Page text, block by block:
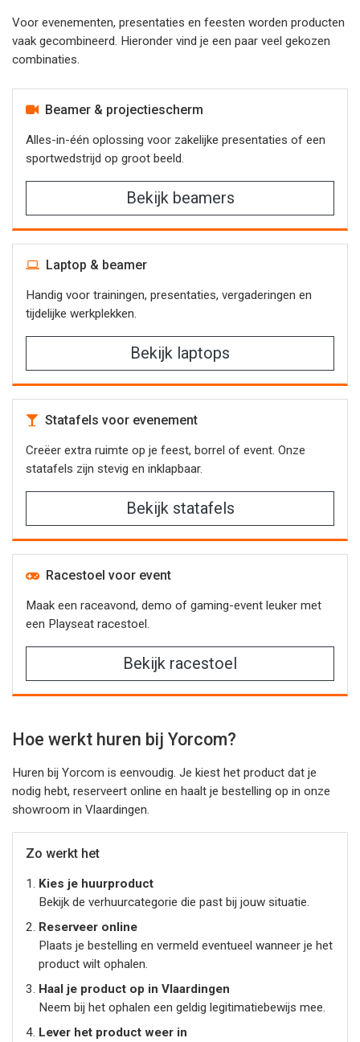
Voor evenementen, presentaties en feesten worden producten
vaak gecombineerd. Hieronder vind je een paar veel gekozen
combinaties.
Beamer & projectiescherm
Alles-in-één oplossing voor zakelijke presentaties of een
sportwedstrijd op groot beeld.
Bekijk beamers
Laptop & beamer
Handig voor trainingen, presentaties, vergaderingen en
tijdelijke werkplekken.
Bekijk laptops
Statafels voor evenement
Creëer extra ruimte op je feest, borrel of event. Onze
statafels zijn stevig en inklapbaar.
Bekijk statafels
Racestoel voor event
Maak een raceavond, demo of gaming-event leuker met
een Playseat racestoel.
Bekijk racestoel
Hoe werkt huren bij Yorcom?
Huren bij Yorcom is eenvoudig. Je kiest het product dat je
nodig hebt, reserveert online en haalt je bestelling op in onze
showroom in Vlaardingen.
Zo werkt het
Kies je huurproduct
Bekijk de verhuurcategorie die past bij jouw situatie.
Reserveer online
Plaats je bestelling en vermeld eventueel wanneer je het
product wilt ophalen.
Haal je product op in Vlaardingen
Neem bij het ophalen een geldig legitimatiebewijs mee.
Lever het product weer in